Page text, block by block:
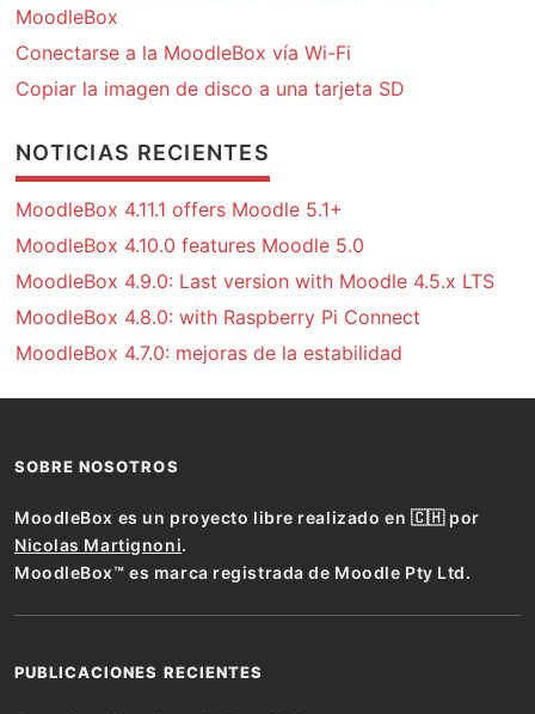
MoodleBox
Conectarse a la MoodleBox vía Wi-Fi
Copiar la imagen de disco a una tarjeta SD
NOTICIAS RECIENTES
MoodleBox 4.11.1 offers Moodle 5.1+
MoodleBox 4.10.0 features Moodle 5.0
MoodleBox 4.9.0: Last version with Moodle 4.5.x LTS
MoodleBox 4.8.0: with Raspberry Pi Connect
MoodleBox 4.7.0: mejoras de la estabilidad
SOBRE NOSOTROS
MoodleBox es un proyecto libre realizado en 🇨🇭 por
Nicolas Martignoni.
MoodleBox™ es marca registrada de Moodle Pty Ltd.
PUBLICACIONES RECIENTES